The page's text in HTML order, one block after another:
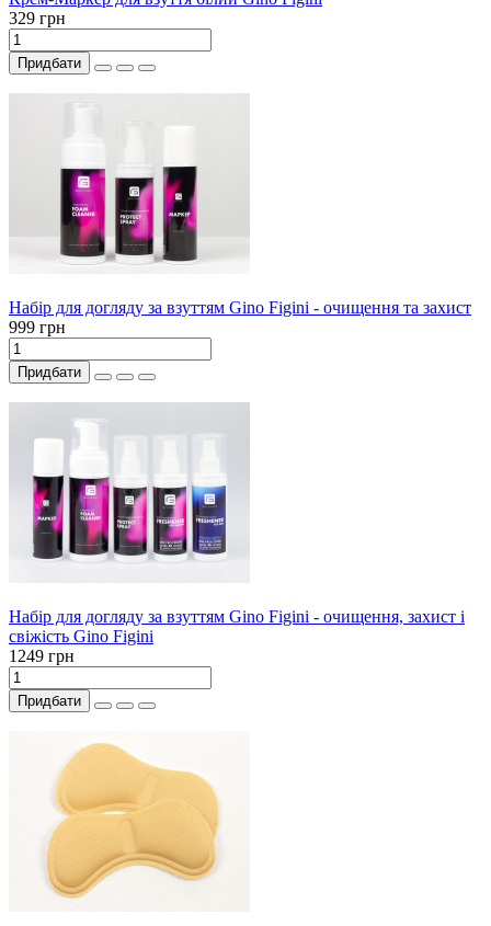
329 грн
Придбати
Набір для догляду за взуттям Gino Figini - очищення та захист
999 грн
Придбати
Набір для догляду за взуттям Gino Figini - очищення, захист і
свіжість Gino Figini
1249 грн
Придбати